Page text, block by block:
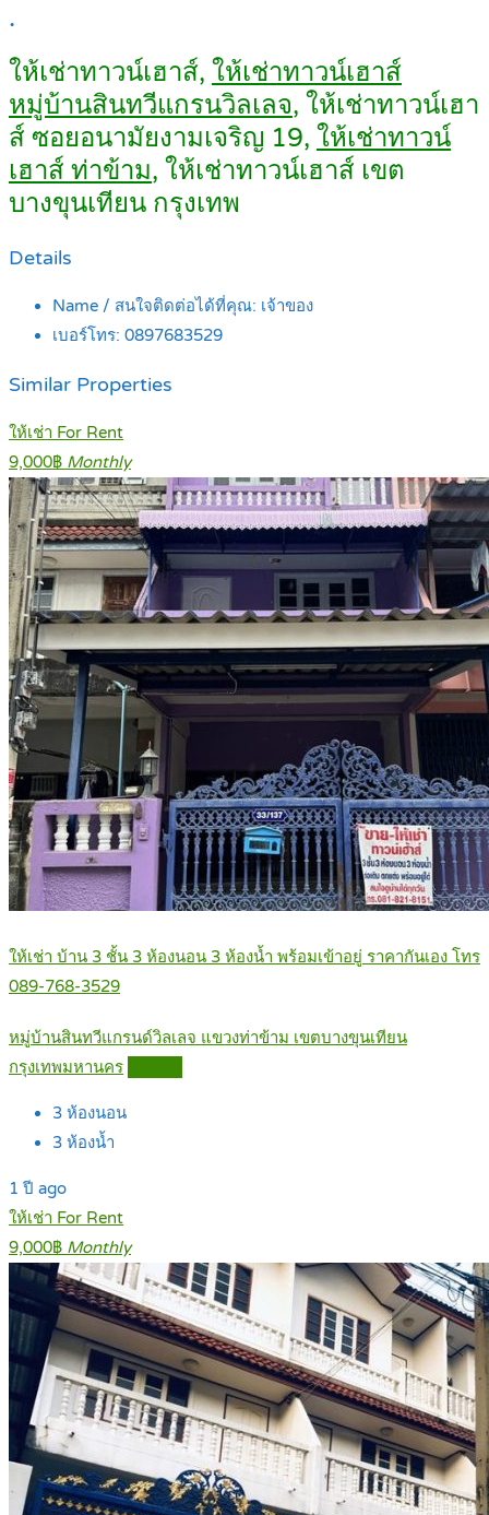
.
ให้เช่าทาวน์เฮาส์, ให้เช่าทาวน์เฮาส์
หมู่บ้านสินทวีแกรนวิลเลจ, ให้เช่าทาวน์เฮา
ส์ ซอยอนามัยงามเจริญ 19, ให้เช่าทาวน์
เฮาส์ ท่าข้าม, ให้เช่าทาวน์เฮาส์ เขต
บางขุนเทียน กรุงเทพ
Details
Name / สนใจติดต่อได้ที่คุณ: เจ้าของ
เบอร์โทร: 0897683529
Similar Properties
ให้เช่า For Rent
9,000฿ Monthly
ให้เช่า บ้าน 3 ชั้น 3 ห้องนอน 3 ห้องน้ำ พร้อมเข้าอยู่ ราคากันเอง โทร
089-768-3529
หมู่บ้านสินทวีแกรนด์วิลเลจ แขวงท่าข้าม เขตบางขุนเทียน
กรุงเทพมหานคร
3 ห้องนอน
3 ห้องน้ำ
1 ปี ago
ให้เช่า For Rent
9,000฿ Monthly